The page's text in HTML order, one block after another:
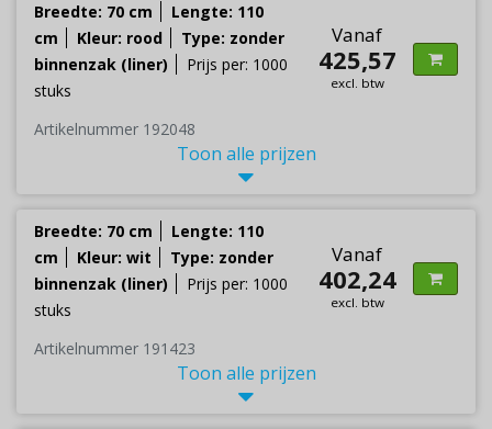
Breedte: 70 cm
Lengte: 110
cm
Kleur: rood
Type: zonder
binnenzak (liner)
Prijs per: 1000
stuks
Vanaf
425,57
excl. btw
Artikelnummer 192048
Toon alle prijzen
Breedte: 70 cm
Lengte: 110
cm
Kleur: wit
Type: zonder
binnenzak (liner)
Prijs per: 1000
stuks
Vanaf
402,24
excl. btw
Artikelnummer 191423
Toon alle prijzen